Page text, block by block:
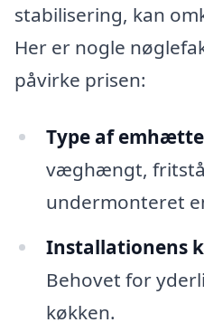
stabilisering, kan
Her er nogle
påvirke prisen:
Type af
væghængt,
undermonteret
Installationens
Behovet for
køkken.